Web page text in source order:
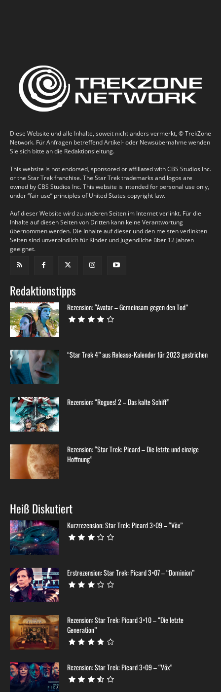
Diese Website und alle Inhalte, soweit nicht anders vermerkt, © TrekZone
Network. Für Anfragen betreffend Artikel- oder Newsübernahme wenden
Sie sich bitte an die Redaktionsleitung.
This website is not endorsed, sponsored or affiliated with CBS Studios Inc.
or the Star Trek franchise. The Star Trek trademarks and logos are
owned by CBS Studios Inc. This website is intended for personal use only,
under “fair use” principles of United States copyright law.
Auf dieser Website wird zu anderen Seiten im Internet verlinkt. Für die
Inhalte auf diesen Seiten von Dritten kann keine Verantwortung
übernommen werden. Die Inhalte auf dieser und den meisten verlinkten
Seiten sind unverbindlich für Kinder und Jugendliche über 12 Jahren
geeignet.
Redaktionstipps
Rezension: “Avatar – Gemeinsam gegen den Tod”
“Star Trek 4” aus Release-Kalender für 2023 gestrichen
Rezension: “Rogues! 2 – Das kalte Schiff”
Rezension: “Star Trek: Picard – Die letzte und einzige
Hoffnung”
Heiß Diskutiert
Kurzrezension: Star Trek: Picard 3×09 – “Võx”
Erstrezension: Star Trek: Picard 3×07 – “Dominion”
Rezension: Star Trek: Picard 3×10 – “Die letzte
Generation”
Rezension: Star Trek: Picard 3×09 – “Võx”